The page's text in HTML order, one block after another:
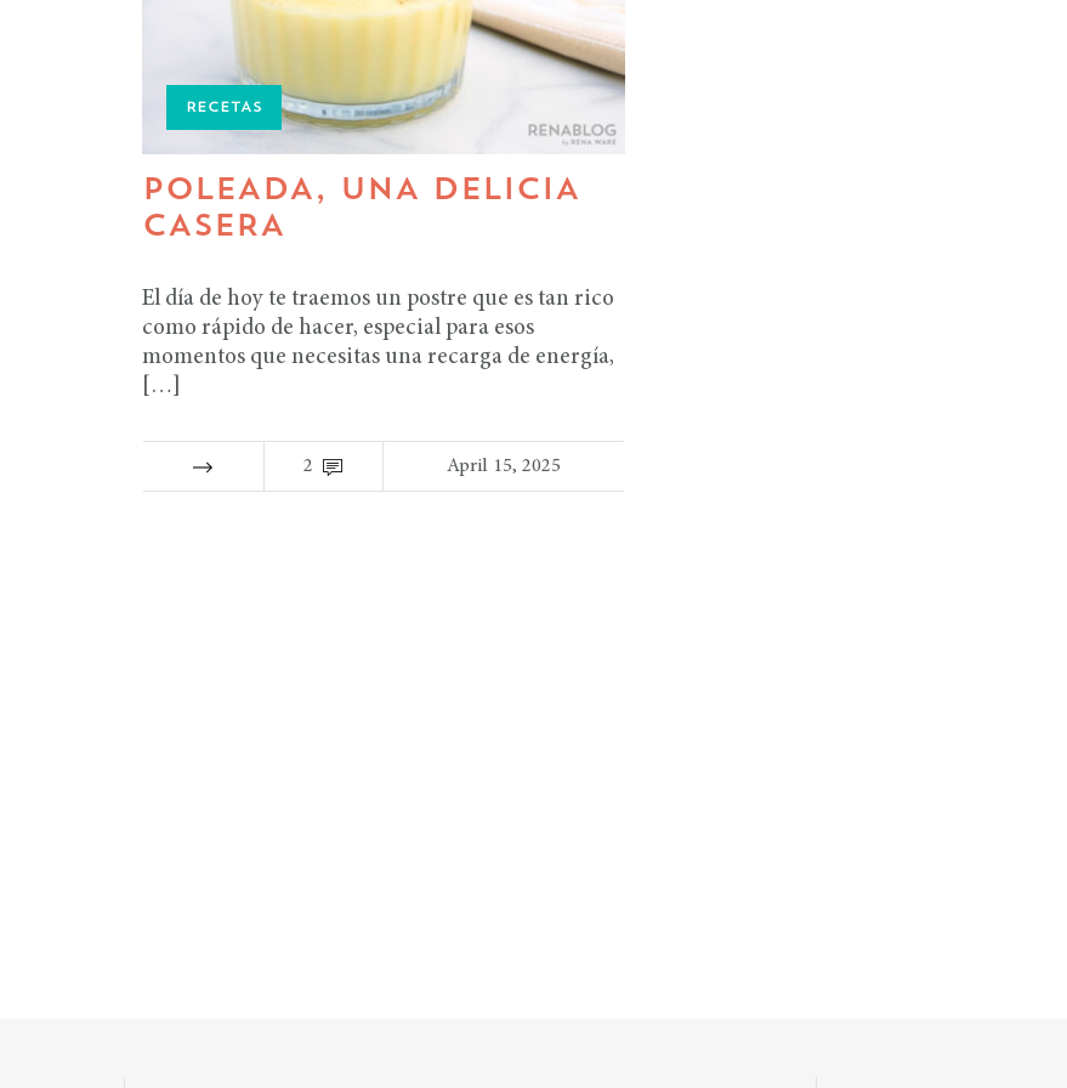
RECETAS
POLEADA, UNA DELICIA
CASERA
El día de hoy te traemos un postre que es tan rico
como rápido de hacer, especial para esos
momentos que necesitas una recarga de energía,
[…]
2 April 15, 2025